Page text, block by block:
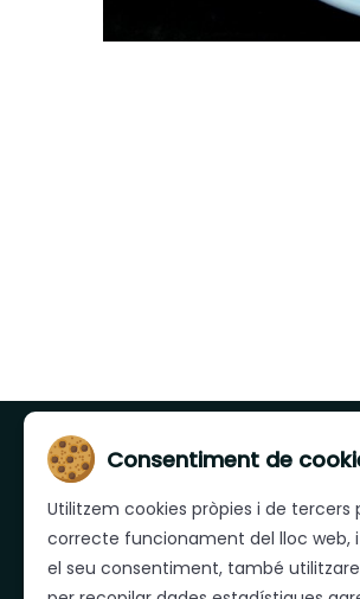
Consentiment de
Utilitzem cookies pròpies i de tercers
correcte funcionament del lloc web, i
el seu consentiment, també